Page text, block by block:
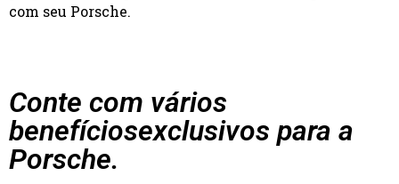
com seu Porsche.
Conte com vários
benefíciosexclusivos para a
Porsche.